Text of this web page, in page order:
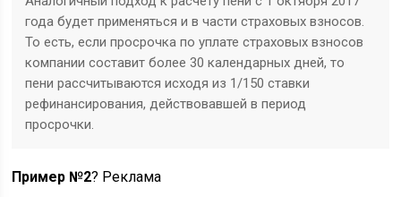
года будет применяться и в части страховых взносов.
То есть, если просрочка по уплате страховых взносов
компании составит более 30 календарных дней, то
пени рассчитываются исходя из 1/150 ставки
рефинансирования, действовавшей в период
просрочки.
Пример №2? Реклама